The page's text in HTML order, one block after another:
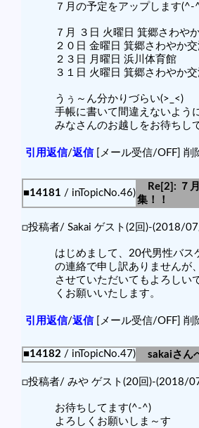
７月の予定をアップします(^-
７月 ３日 火曜日 箕郷さわや
２０日 金曜日 箕郷さわやか
２３日 月曜日 浜川体育館
３１日 火曜日 箕郷さわやか
うぅ～ん分かりづらい(>_<)
手帳に書いて間違えないよう
みなさんのお越しをお待ちし
引用返信/返信[メール受信/OFF] 削
■14181 / inTopicNo.46)
Re[2]: ７
集！！
□投稿者/ Sakai ゲスト(2回)-(2018/
はじめまして、20代男性バス
の連絡で申し訳ありませんが
させていただいてもよろしい
くお願いいたします。
引用返信/返信[メール受信/OFF] 削
■14182 / inTopicNo.47)
sakaiさん
□投稿者/ みや ゲスト(20回)-(2018/
お待ちしてます(^-^)
よろしくお願いしま～す